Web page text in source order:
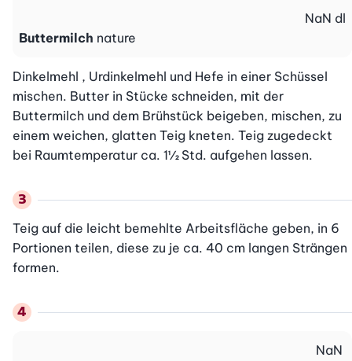
Buttermilch nature
NaN dl
Dinkelmehl , Urdinkelmehl und Hefe in einer Schüssel
mischen. Butter in Stücke schneiden, mit der
Buttermilch und dem Brühstück beigeben, mischen, zu
einem weichen, glatten Teig kneten. Teig zugedeckt
bei Raumtemperatur ca. 1½ Std. aufgehen lassen.
Teig auf die leicht bemehlte Arbeitsfläche geben, in 6
Portionen teilen, diese zu je ca. 40 cm langen Strängen
formen.
NaN